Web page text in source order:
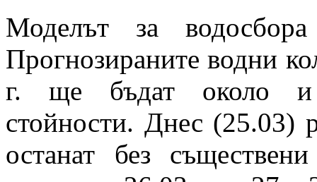
Моделът за
Прогнозираните водни
г. ще бъдат около и
стойности. Днес (25.03)
останат без